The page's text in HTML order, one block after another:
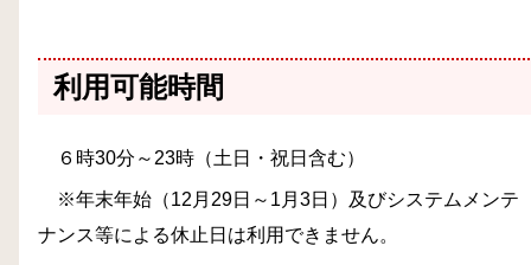
利用可能時間
６時30分～23時（土日・祝日含む）
※年末年始（12月29日～1月3日）及びシステムメンテ
ナンス等による休止日は利用できません。